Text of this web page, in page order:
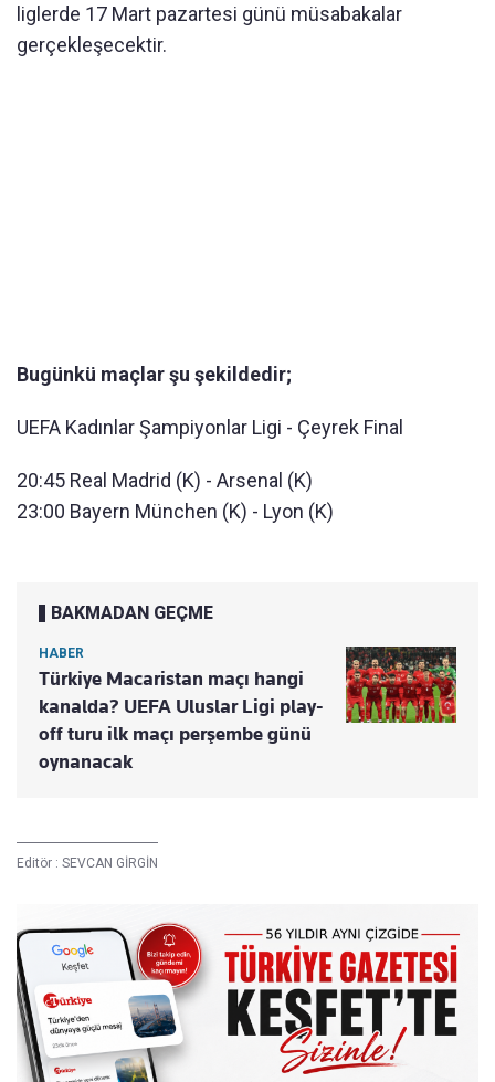
liglerde 17 Mart pazartesi günü müsabakalar
gerçekleşecektir.
Bugünkü maçlar şu şekildedir;
UEFA Kadınlar Şampiyonlar Ligi - Çeyrek Final
20:45 Real Madrid (K) - Arsenal (K)
23:00 Bayern München (K) - Lyon (K)
BAKMADAN GEÇME
HABER
Türkiye Macaristan maçı hangi
kanalda? UEFA Uluslar Ligi play-
off turu ilk maçı perşembe günü
oynanacak
Editör : SEVCAN GİRGİN